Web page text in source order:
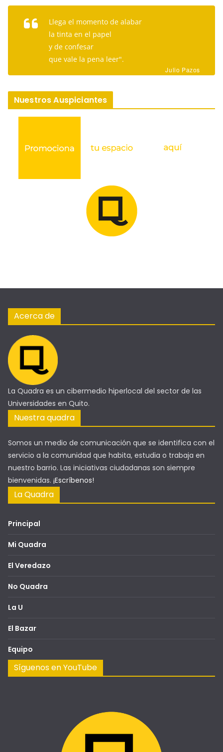
Llega el momento de alabar
la tinta en el papel
y de confesar
que vale la pena leer".
Julio Pazos
Nuestros Auspiciantes
Acerca de
La Quadra es un cibermedio hiperlocal del sector de las
Universidades en Quito.
Nuestra quadra
Somos un medio de comunicación que se identifica con el
servicio a la comunidad que habita, estudia o trabaja en
nuestro barrio. Las iniciativas ciudadanas son siempre
bienvenidas. ¡Escríbenos!
La Quadra
Principal
Mi Quadra
El Veredazo
No Quadra
La U
El Bazar
Equipo
Síguenos en YouTube